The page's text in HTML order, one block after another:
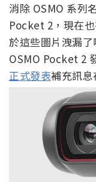
消除 OSMO 系列
Pocket 2，現在
於這些圖片洩漏
OSMO Pocket 2
正式發表補充訊息